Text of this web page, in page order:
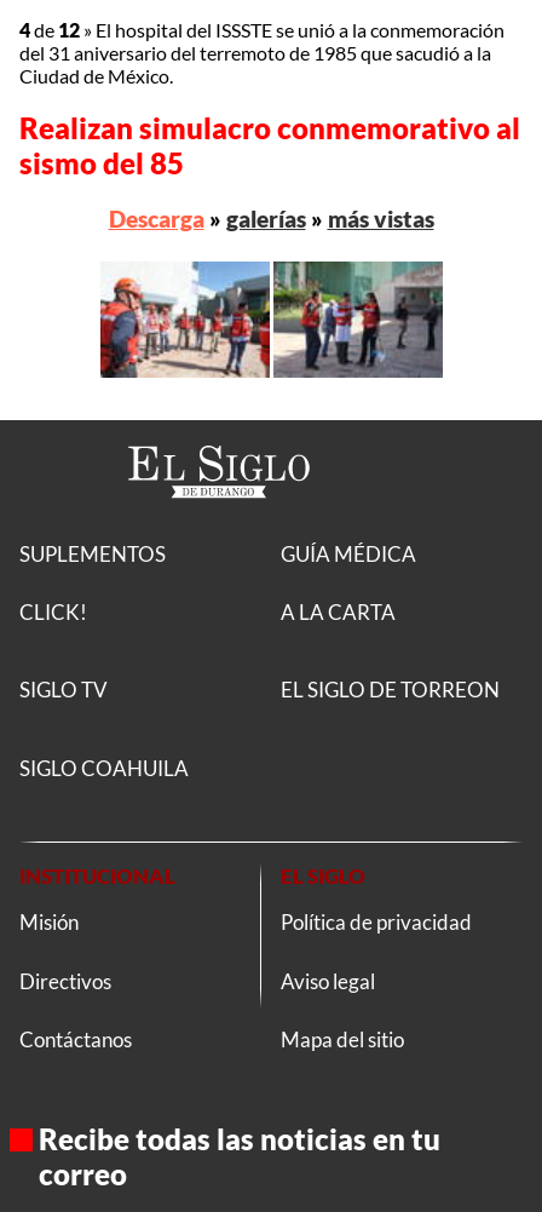
4de 12 » El hospital del ISSSTE se unió a la conmemoración
del 31 aniversario del terremoto de 1985 que sacudió a la
Ciudad de México.
Realizan simulacro conmemorativo al
sismo del 85
Descarga» galerías» más vistas
SUPLEMENTOS
CLICK!
GUÍA MÉDICA
A LA CARTA
SIGLO TV EL SIGLO DE TORREON
SIGLO COAHUILA
INSTITUCIONAL
Misión
Directivos
Contáctanos
EL SIGLO
Política de privacidad
Aviso legal
Mapa del sitio
Recibe todas las noticias en tu
correo